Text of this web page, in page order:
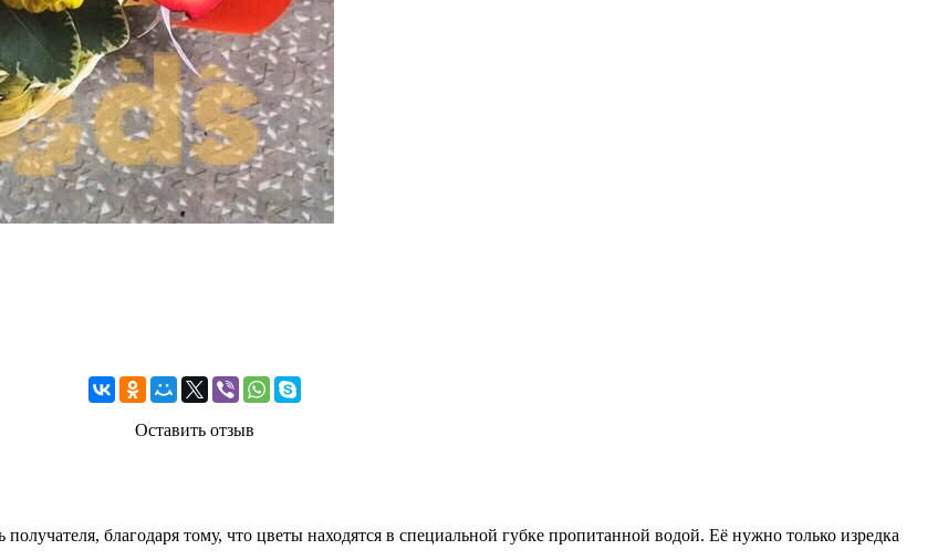
Оставить отзыв
получателя, благодаря тому, что цветы находятся в специальной губке пропитанной водой. Её нужно только изредка